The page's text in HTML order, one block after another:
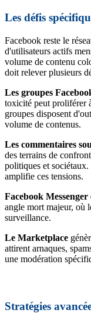
Les défis
Facebook reste le
d'utilisateurs actifs
volume de contenu
doit relever plusieurs
Les groupes
toxicité peut proliférer
groupes disposent
volume de contenus.
Les commentaires
des terrains de
politiques et
amplifie ces tensions.
Facebook Messenger
angle mort majeur, où
surveillance.
Le Marketplace
attirent arnaques,
une modération
Stratégies